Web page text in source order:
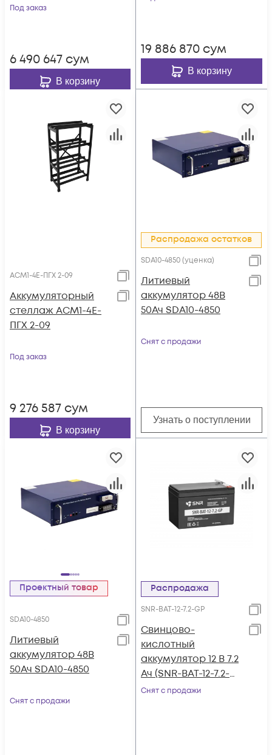
Под заказ
6 490 647 сум
В корзину
19 886 870 сум
В корзину
АСМ1-4E-ПГХ 2-09
Аккумуляторный
стеллаж АСМ1-4E-
ПГХ 2-09
Под заказ
9 276 587 сум
В корзину
Распродажа остатков
SDA10-4850 (уценка)
Литиевый
аккумулятор 48В
50Ач SDA10-4850
Снят с продажи
Узнать о поступлении
Проектный товар
SDA10-4850
Литиевый
аккумулятор 48В
50Ач SDA10-4850
Снят с продажи
Распродажа
SNR-BAT-12-7.2-GP
Свинцово-
кислотный
аккумулятор 12 В 7.2
Ач (SNR-BAT-12-7.2-
GP)
Снят с продажи